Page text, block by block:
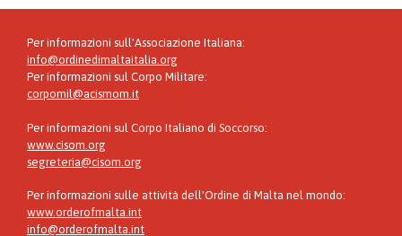
Per informazioni sull'Associazione Italiana:
info@ordinedimaltaitalia.org
Per informazioni sul Corpo Militare:
corpomil@acismom.it
Per informazioni sul Corpo Italiano di Soccorso:
www.cisom.org
segreteria@cisom.org
Per informazioni sulle attività dell'Ordine di Malta nel mondo:
www.orderofmalta.int
info@orderofmalta.int